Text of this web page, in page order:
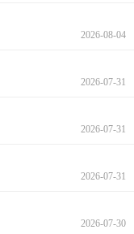
2026-08-04
2026-07-31
2026-07-31
2026-07-31
2026-07-30